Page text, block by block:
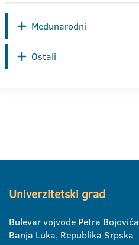
Međunarodni
Ostali
Univerzitetski grad
Bulevar vojvode Petra Bojovića
Banja Luka, Republika Srpska